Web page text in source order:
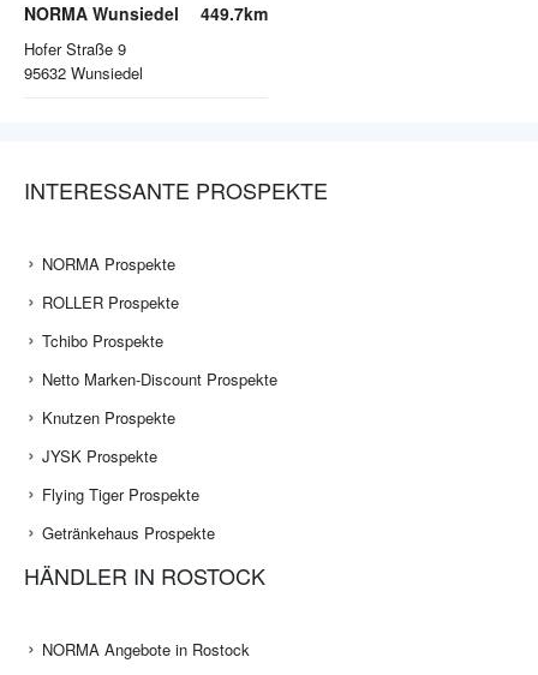
NORMA Wunsiedel
Hofer Straße 9
95632 Wunsiedel
449.7km
INTERESSANTE PROSPEKTE
NORMA Prospekte
ROLLER Prospekte
Tchibo Prospekte
Netto Marken-Discount Prospekte
Knutzen Prospekte
JYSK Prospekte
Flying Tiger Prospekte
Getränkehaus Prospekte
HÄNDLER IN ROSTOCK
NORMA Angebote in Rostock